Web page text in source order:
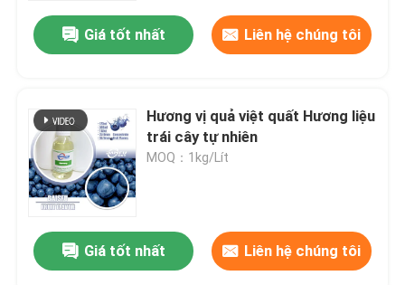
Nhà
Giá tốt nhất Liên hệ chúng tôi
Hương vị quả việt quất Hương liệu
trái cây tự nhiên
MOQ：1kg/Lít
Giá tốt nhất Liên hệ chúng tôi